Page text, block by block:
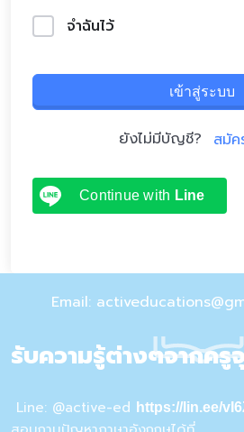
จำฉันไว้
เข้าสู่ระบบ
ยังไม่มีบัญชี? สมั
Continue with Line
Email:
รับความรู้ต่างๆจากครู
Line: @active-ed https://lin.ee/